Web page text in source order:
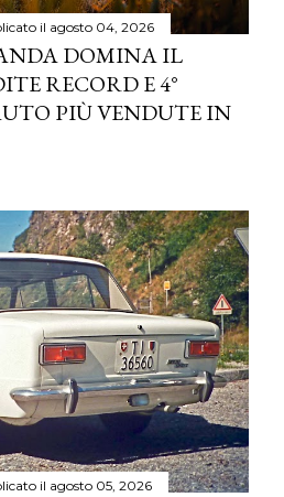
il agosto 04, 2026
DOMINA IL
RECORD E 4°
PIÙ VENDUTE IN
il agosto 05, 2026